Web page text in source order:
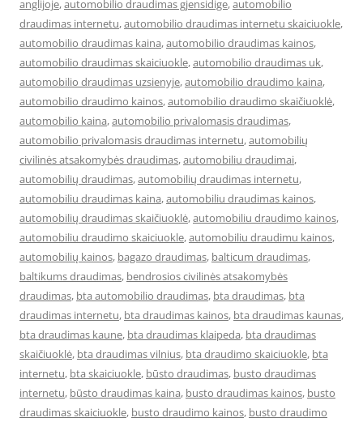
anglijoje,automobilio draudimas gjensidige,automobilio
draudimas internetu,automobilio draudimas internetu skaiciuokle,
automobilio draudimas kaina,automobilio draudimas kainos,
automobilio draudimas skaiciuokle,automobilio draudimas uk,
automobilio draudimas uzsienyje,automobilio draudimo kaina,
automobilio draudimo kainos,automobilio draudimo skaičiuoklė,
automobilio kaina,automobilio privalomasis draudimas,
automobilio privalomasis draudimas internetu,automobilių
civilinės atsakomybės draudimas,automobiliu draudimai,
automobilių draudimas,automobilių draudimas internetu,
automobiliu draudimas kaina,automobiliu draudimas kainos,
automobilių draudimas skaičiuoklė,automobiliu draudimo kainos,
automobiliu draudimo skaiciuokle,automobiliu draudimu kainos,
automobilių kainos, bagazo draudimas, balticum draudimas,
baltikums draudimas, bendrosios civilinės atsakomybės
draudimas, bta automobilio draudimas, bta draudimas, bta
draudimas internetu, bta draudimas kainos, bta draudimas kaunas,
bta draudimas kaune, bta draudimas klaipeda, bta draudimas
skaičiuoklė, bta draudimas vilnius, bta draudimo skaiciuokle, bta
internetu, bta skaiciuokle, būsto draudimas, busto draudimas
internetu, būsto draudimas kaina, busto draudimas kainos, busto
draudimas skaiciuokle, busto draudimo kainos, busto draudimo